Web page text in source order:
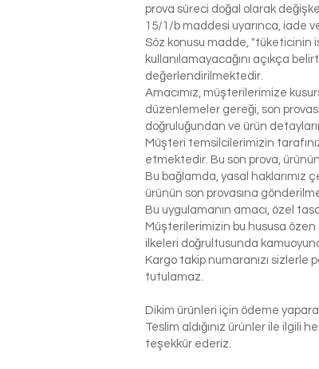
prova süreci doğal olarak
15/1/b maddesi uyarınca, iade
Söz konusu madde, "tüketicinin
kullanılamayacağını açıkça
değerlendirilmektedir.
Amacımız, müşterilerimize
düzenlemeler gereği, son
doğruluğundan ve ürün
Müşteri temsilcilerimizin
etmektedir. Bu son prova,
Bu bağlamda, yasal
ürünün son provasına
Bu uygulamanın amacı, özel
Müşterilerimizin bu hususa özen
ilkeleri doğrultusunda
Kargo takip numaranızı sizlerle
tutulamaz.
Dikim ürünleri için ödeme
Teslim aldığınız ürünler ile ilgili
teşekkür ederiz.